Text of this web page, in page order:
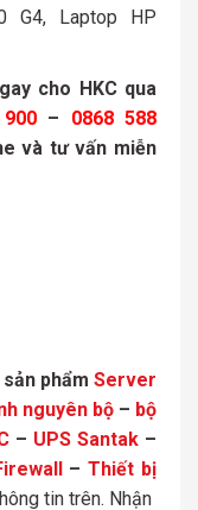
G4, Laptop HP
cho HKC qua
– 0868 588
và tư vấn miễn
phẩm Server
nguyên bộ– bộ
– UPS Santak–
–Thiết bị
tin trên. Nhận